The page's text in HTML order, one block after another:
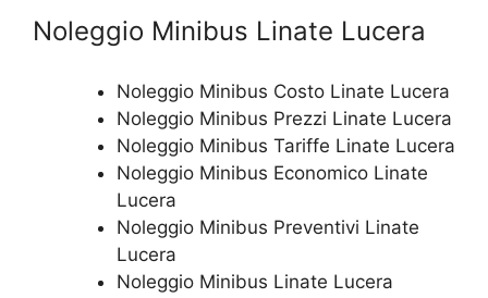
Noleggio Minibus Linate Lucera
Noleggio Minibus Costo Linate Lucera
Noleggio Minibus Prezzi Linate Lucera
Noleggio Minibus Tariffe Linate Lucera
Noleggio Minibus Economico Linate
Lucera
Noleggio Minibus Preventivi Linate
Lucera
Noleggio Minibus Linate Lucera